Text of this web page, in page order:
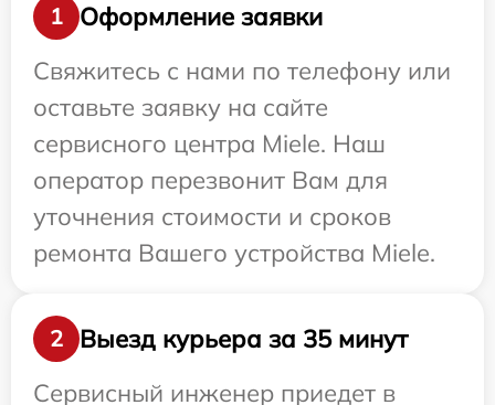
1
Оформление заявки
Свяжитесь с нами по телефону или
оставьте заявку на сайте
сервисного центра Miele. Наш
оператор перезвонит Вам для
уточнения стоимости и сроков
ремонта Вашего устройства Miele.
2
Выезд курьера за 35 минут
Сервисный инженер приедет в